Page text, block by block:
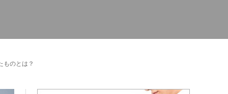
ものとは？